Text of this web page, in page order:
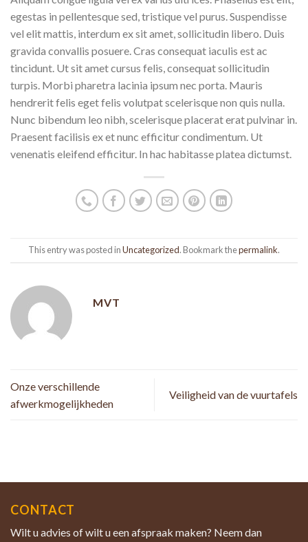
egestas in pellentesque sed, tristique vel purus. Suspendisse
vel elit mattis, interdum ex sit amet, sollicitudin libero. Duis
gravida convallis posuere. Cras consequat iaculis est ac
tincidunt. Ut sit amet cursus felis, consequat sollicitudin
turpis. Morbi pharetra lacinia ipsum nec porta. Mauris
hendrerit felis eget felis volutpat scelerisque non quis nulla.
Nunc bibendum leo nibh, scelerisque placerat erat pulvinar in.
Praesent facilisis ex et nunc efficitur condimentum. Ut
venenatis eleifend efficitur. In hac habitasse platea dictumst.
This entry was posted inUncategorized. Bookmark thepermalink.
MVT
Onze verschillende
afwerkmogelijkheden
Veiligheid van de vuurtafels
CONTACT
Wilt u advies of wilt u een afspraak maken? Neem dan